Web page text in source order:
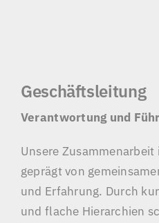
Geschäftsleitung
Verantwortung und
Unsere
geprägt von
und Erfahrung. Durch
und flache Hierarchien